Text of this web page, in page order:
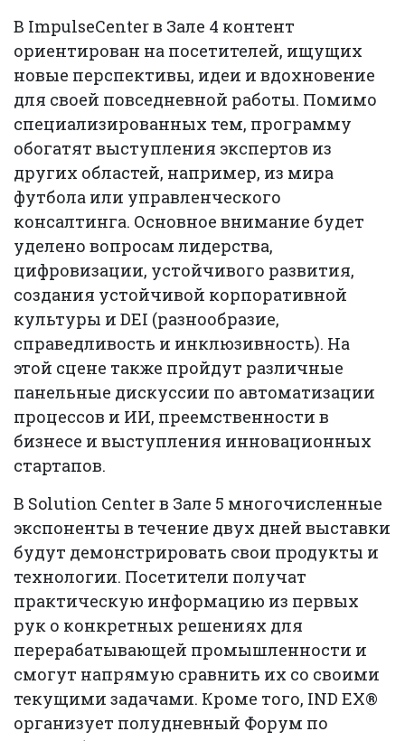
В ImpulseCenter в Зале 4 контент
ориентирован на посетителей, ищущих
новые перспективы, идеи и вдохновение
для своей повседневной работы. Помимо
специализированных тем, программу
обогатят выступления экспертов из
других областей, например, из мира
футбола или управленческого
консалтинга. Основное внимание будет
уделено вопросам лидерства,
цифровизации, устойчивого развития,
создания устойчивой корпоративной
культуры и DEI (разнообразие,
справедливость и инклюзивность). На
этой сцене также пройдут различные
панельные дискуссии по автоматизации
процессов и ИИ, преемственности в
бизнесе и выступления инновационных
стартапов.
В Solution Center в Зале 5 многочисленные
экспоненты в течение двух дней выставки
будут демонстрировать свои продукты и
технологии. Посетители получат
практическую информацию из первых
рук о конкретных решениях для
перерабатывающей промышленности и
смогут напрямую сравнить их со своими
текущими задачами. Кроме того, IND EX®
организует полудневный Форум по